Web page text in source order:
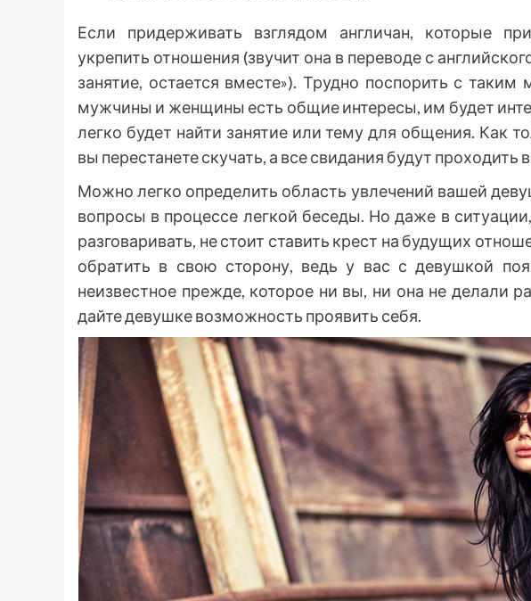
Если придерживать взглядом англичан, которые
укрепить отношения (звучит она в переводе с
занятие, остается вместе»). Трудно поспорить с
мужчины и женщины есть общие интересы, им будет
легко будет найти занятие или тему для общения. Как
вы перестанете скучать, а все свидания будут проходить
Можно легко определить область увлечений вашей
вопросы в процессе легкой беседы. Но даже в
разговаривать, не стоит ставить крест на будущих
обратить в свою сторону, ведь у вас с девушкой
неизвестное прежде, которое ни вы, ни она не делали
дайте девушке возможность проявить себя.